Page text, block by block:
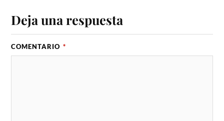
Deja una respuesta
COMENTARIO *